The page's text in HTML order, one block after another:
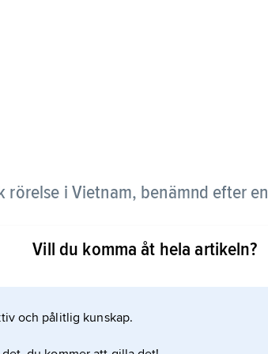
rörelse i Vietnam, benämnd efter en
Van Chiêu (1878–1932), en tjänsteman i
fransk spiritism med konfucianska,
Vill du komma åt hela artikeln?
och pålitlig kunskap.